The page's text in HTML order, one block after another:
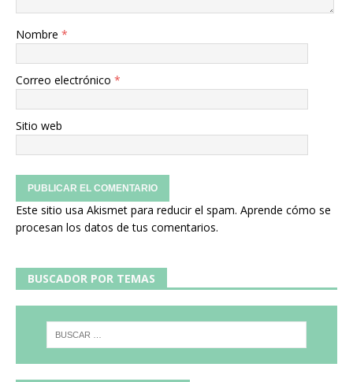
Nombre *
Correo electrónico *
Sitio web
Este sitio usa Akismet para reducir el spam. Aprende cómo se
procesan los datos de tus comentarios.
BUSCADOR POR TEMAS